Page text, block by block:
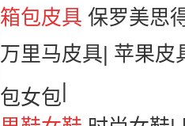
箱包皮具 保罗美思
万里马皮具| 苹果皮
包女包 |